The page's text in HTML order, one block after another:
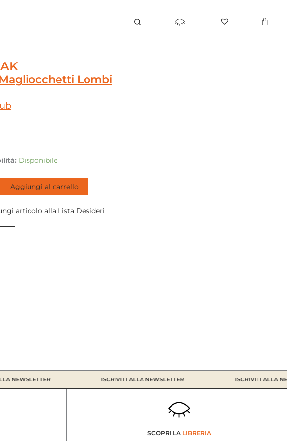
Lombi
Disponibile
Aggiungi al carrello
articolo alla Lista Desideri
NEWSLETTER ISCRIVITI ALLA NEWSLETTER ISCRIVITI ALLA
SCOPRI LA LIBRERIA